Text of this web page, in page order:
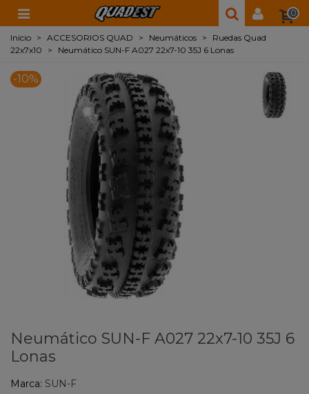
0
Inicio > ACCESORIOS QUAD > Neumáticos >
Ruedas Quad
22x7x10
> Neumático SUN-F A027 22x7-10 35J 6 Lonas
-10%
Neumático SUN-F A027 22x7-10 35J 6
Lonas
Marca: SUN-F